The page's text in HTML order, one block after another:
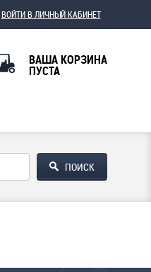
ВОЙТИ В ЛИЧНЫЙ КАБИНЕТ
ВАША КОРЗИНА
ПУСТА